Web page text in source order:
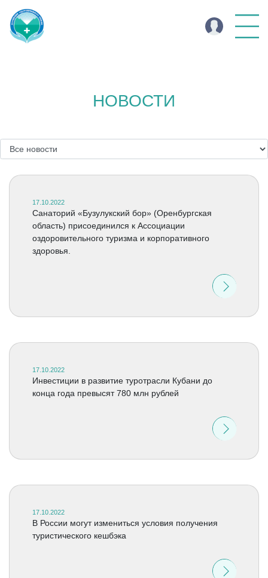
НОВОСТИ
17.10.2022
Cанаторий «Бузулукский бор» (Оренбургская
область) присоединился к Ассоциации
оздоровительного туризма и корпоративного
здоровья.
17.10.2022
Инвестиции в развитие туротрасли Кубани до
конца года превысят 780 млн рублей
17.10.2022
В России могут измениться условия получения
туристического кешбэка